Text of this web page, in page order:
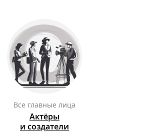
Все главные лица
Актёры
и создатели